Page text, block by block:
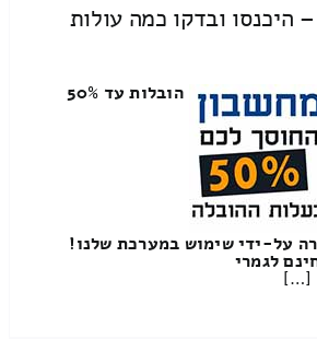
היכנסו ובדקו כמה עולות
הובלות עד 50%
על-ידי שימוש במערכת שלנו!
לגמרי
[…]